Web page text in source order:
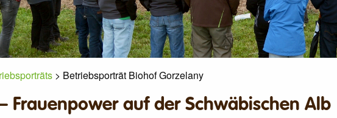
> Betriebsporträt Biohof Gorzelany
Frauenpower auf der Schwäbischen Alb